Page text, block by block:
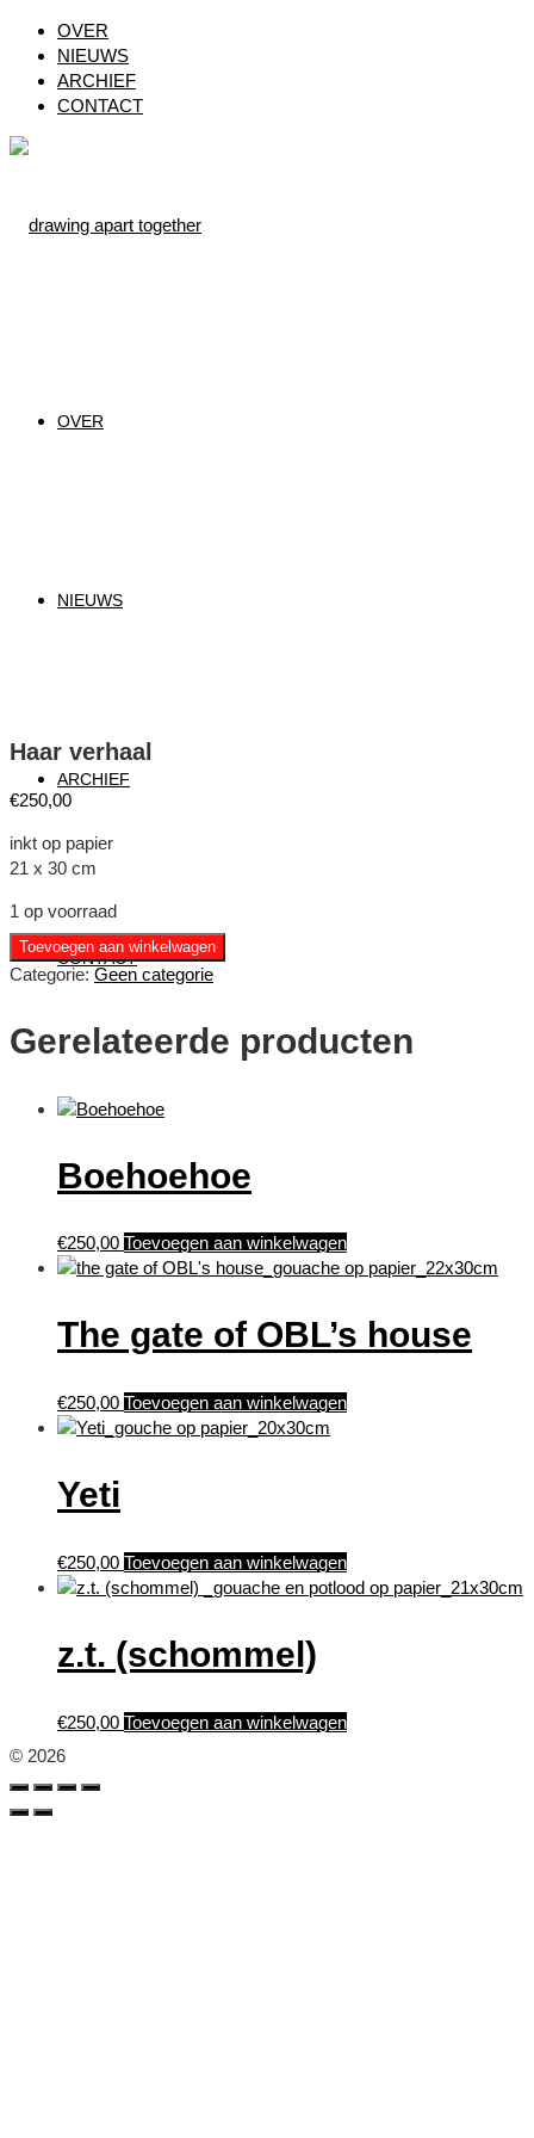
OVER
NIEUWS
ARCHIEF
CONTACT
inhoudOVER
NIEUWS
ARCHIEF
CONTACT
Haar verhaal
€250,00
inkt op papier
21 x 30 cm
1 op voorraad
Haar
verhaal
Toevoegen aan winkelwagen
Categorie: Geen categorie
Gerelateerde producten
Boehoehoe
€250,00 Toevoegen aan winkelwagen
The gate of OBL’s house
€250,00 Toevoegen aan winkelwagen
Yeti
€250,00 Toevoegen aan winkelwagen
z.t. (schommel)
€250,00 Toevoegen aan winkelwagen
© 2026
Terug
naar